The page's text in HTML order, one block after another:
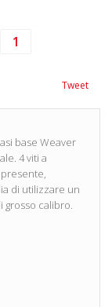
Tweet
base Weaver
4 viti a
di utilizzare un
grosso calibro.